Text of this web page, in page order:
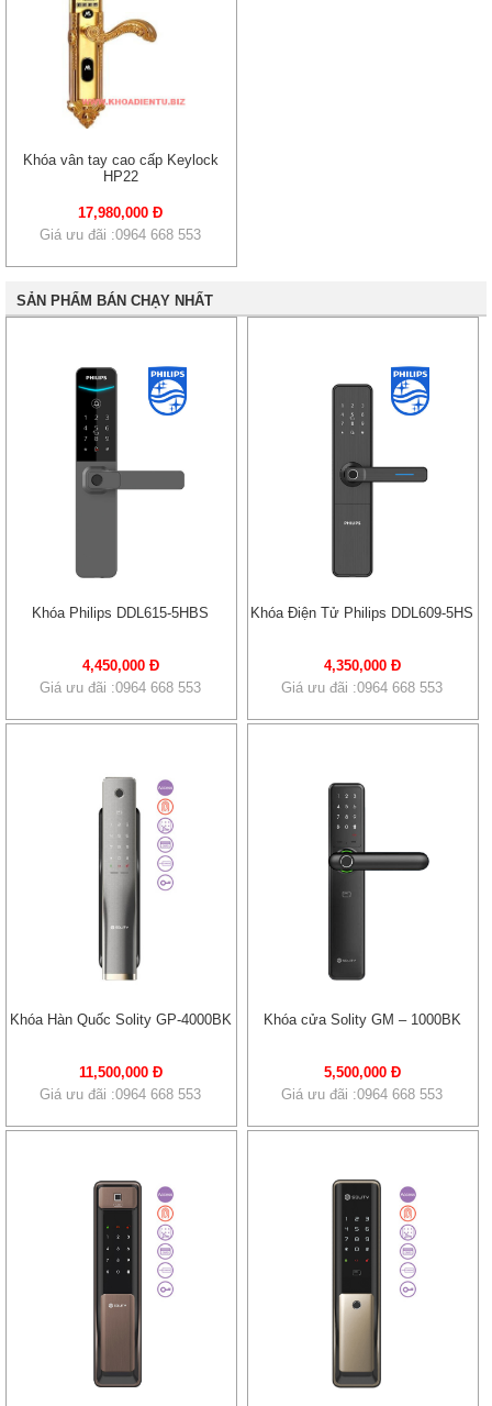
Khóa vân tay cao cấp Keylock
HP22
17,980,000 Đ
Giá ưu đãi :0964 668 553
SẢN PHẨM BÁN CHẠY NHẤT
Khóa Philips DDL615-5HBS
4,450,000 Đ
Giá ưu đãi :0964 668 553
Khóa Điện Tử Philips DDL609-5HS
4,350,000 Đ
Giá ưu đãi :0964 668 553
Khóa Hàn Quốc Solity GP-4000BK
11,500,000 Đ
Giá ưu đãi :0964 668 553
Khóa cửa Solity GM – 1000BK
5,500,000 Đ
Giá ưu đãi :0964 668 553